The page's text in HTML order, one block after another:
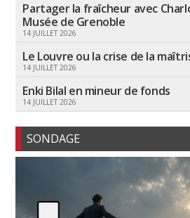
Partager la fraîcheur avec
Musée de Grenoble
14 JUILLET 2026
Le Louvre ou la crise de la
14 JUILLET 2026
Enki Bilal en mineur de fonds
14 JUILLET 2026
SONDAGE